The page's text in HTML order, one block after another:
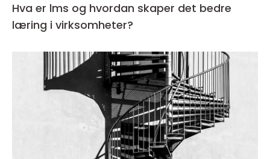
Hva er lms og hvordan skaper det bedre
læring i virksomheter?